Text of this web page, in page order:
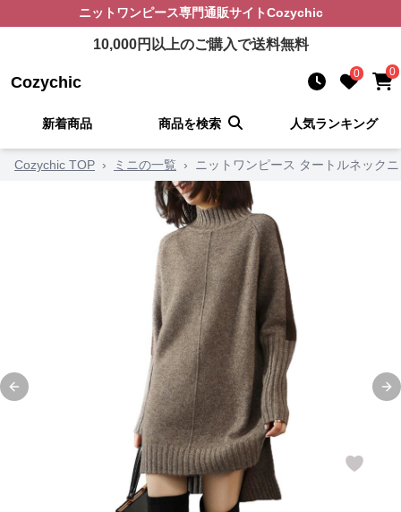
ニットワンピース専門通販サイトCozychic
10,000円以上のご購入で送料無料
Cozychic 0 0
新着商品 商品を検索 人気ランキング
Cozychic TOP › ミニの一覧 › ニットワンピース タートルネック
Previous slide